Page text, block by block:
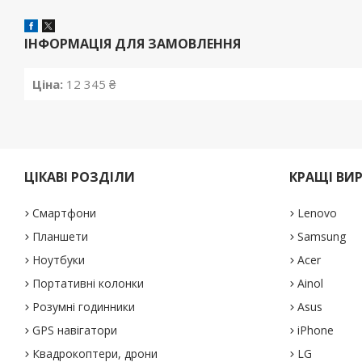
ІНФОРМАЦІЯ ДЛЯ ЗАМОВЛЕННЯ
Ціна: 12 345 ₴
ЦІКАВІ РОЗДІЛИ
Смартфони
Планшети
Ноутбуки
Портативні колонки
Розумні годинники
GPS навігатори
Квадрокоптери, дрони
КРАЩІ
Lenovo
Samsung
Acer
Ainol
Asus
iPhone
LG